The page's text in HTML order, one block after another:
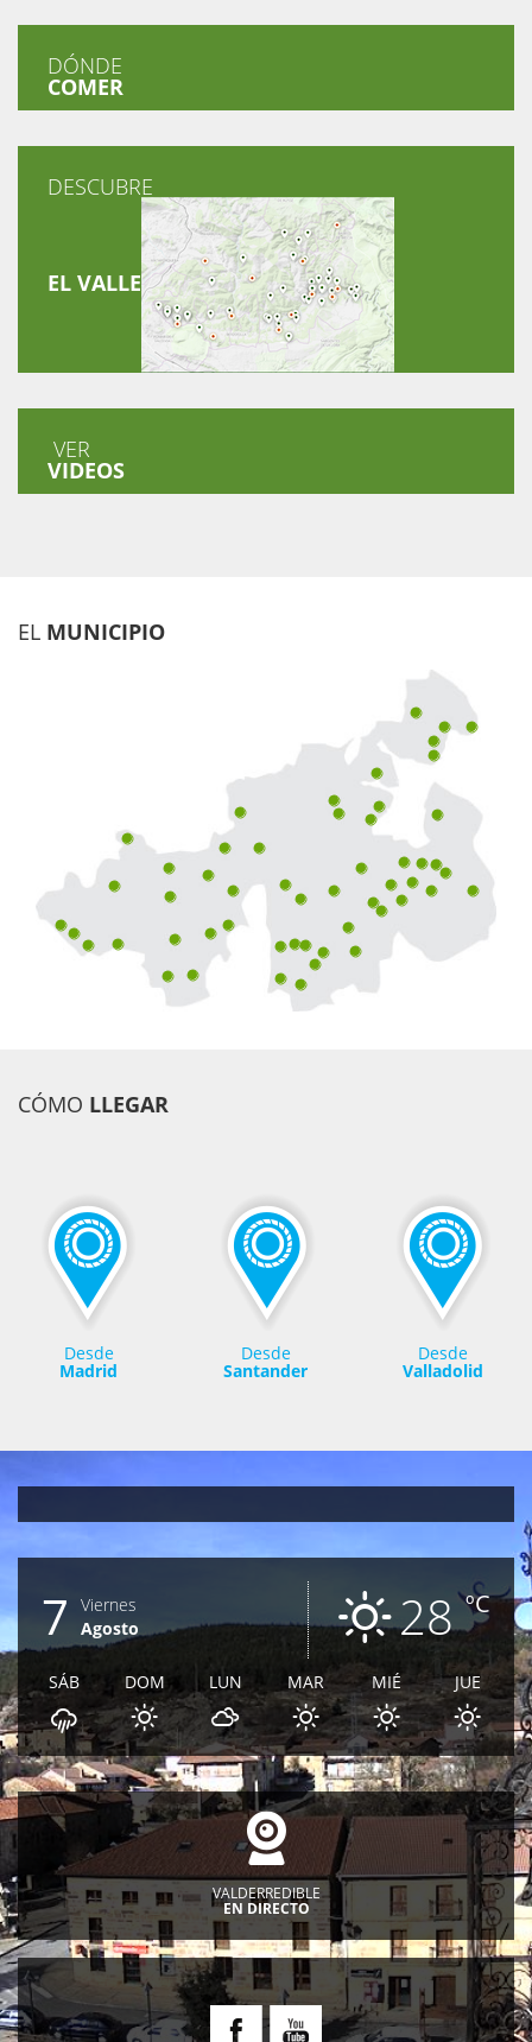
DÓNDE
COMER
DESCUBRE
EL VALLE
VER
VIDEOS
EL MUNICIPIO
CÓMO LLEGAR
Desde
Madrid
Desde
Santander
Desde
Valladolid
ºC
28
7
Viernes
Agosto
SÁB DOM LUN MAR MIÉ JUE
VALDERREDIBLE
EN DIRECTO